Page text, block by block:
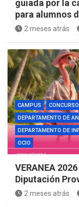
guiada por la
para alumnos
2 meses atrás
CAMPUS
DEPARTAMENTO DE
DEPARTAMENTO DE
OCIO
VERANEA
Diputación
2 meses atrás